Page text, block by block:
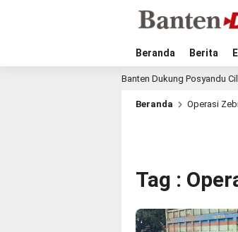
Beranda Berita
10 KKN UIN SMH Banten Dukung Posyandu Cilutung
Beranda Operasi
Tag :